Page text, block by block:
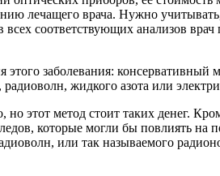
лечащего врача. Нужно
соответствующих анализов
заболевания:
жидкого азота или
этот метод стоит таких денег.
которые могли бы повлиять
или так называемого